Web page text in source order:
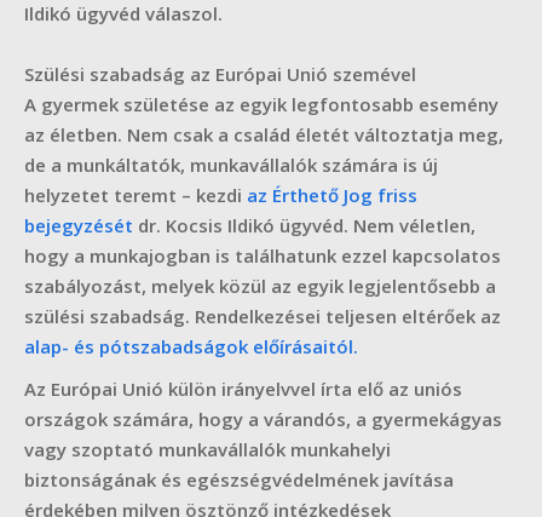
Ildikó ügyvéd válaszol.
Szülési szabadság az Európai Unió szemével
A gyermek születése az egyik legfontosabb esemény
az életben. Nem csak a család életét változtatja meg,
de a munkáltatók, munkavállalók számára is új
helyzetet teremt – kezdi az Érthető Jog friss
bejegyzését dr. Kocsis Ildikó ügyvéd. Nem véletlen,
hogy a munkajogban is találhatunk ezzel kapcsolatos
szabályozást, melyek közül az egyik legjelentősebb a
szülési szabadság. Rendelkezései teljesen eltérőek az
alap- és pótszabadságok előírásaitól.
Az Európai Unió külön irányelvvel írta elő az uniós
országok számára, hogy a várandós, a gyermekágyas
vagy szoptató munkavállalók munkahelyi
biztonságának és egészségvédelmének javítása
érdekében milyen ösztönző intézkedések